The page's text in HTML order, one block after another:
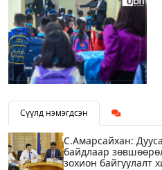
Сүүлд нэмэгдсэн
С.Амарсайхан:
байдлаар
зохион байгуулалт